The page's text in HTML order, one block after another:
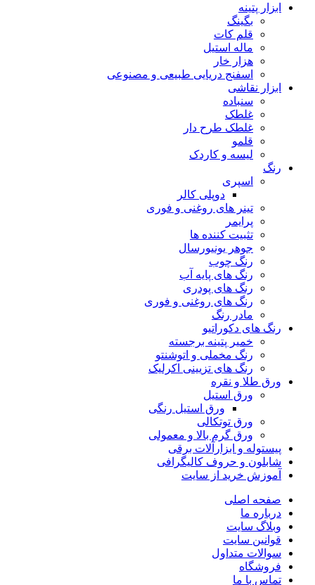
ابزار پتینه
بگینگ
قلم کات
ماله استیل
هزار خار
اسفنج دریایی طبیعی و مصنوعی
ابزار نقاشی
سنباده
غلطک
غلطک طرح دار
قلمو
لیسه و کاردک
رنگ
اسپری
دوپلی کالر
تینر های روغنی و فوری
پرایمر
تثبیت کننده ها
جوهر یونیورسال
رنگ چوب
رنگ‌ های پایه آب
رنگ های پودری
رنگ‌ های روغنی و فوری
مادر رنگ
رنگ های دکوراتیو
خمیر پتینه برجسته
رنگ مخملی و اتوشنتو
رنگ های تزیینی اکرلیک
ورق طلا و نقره
ورق استیل
ورق استیل رنگی
ورق توتکالی
ورق گرم بالا و معمولی
پیستوله و ابزارآلات برقی
شابلون و حروف کالیگرافی
آموزش خرید از سایت
صفحه اصلی
درباره ما
وبلاگ سایت
قوانین سایت
سوالات متداول
فروشگاه
تماس با ما